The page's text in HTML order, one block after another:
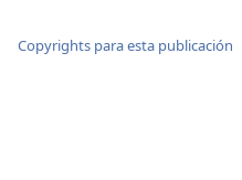
Copyrights para esta publicación